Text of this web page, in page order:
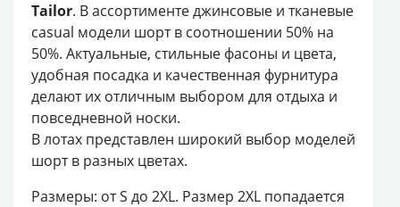
Tailor. В ассортименте джинсовые и тканевые
casual модели шорт в соотношении 50% на
50%. Актуальные, стильные фасоны и цвета,
удобная посадка и качественная фурнитура
делают их отличным выбором для отдыха и
повседневной носки.
В лотах представлен широкий выбор моделей
шорт в разных цветах.
Размеры: от S до 2XL. Размер 2XL попадается